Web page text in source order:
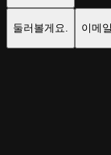
둘러볼게요. 이메